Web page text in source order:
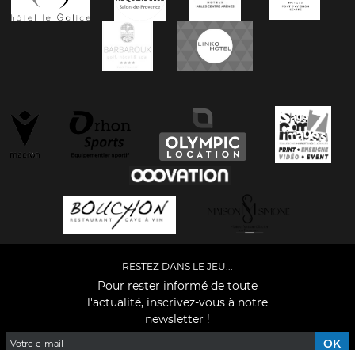
RESTEZ DANS LE JEU...
Pour rester informé de toute
l'actualité, inscrivez-vous à notre
newsletter !